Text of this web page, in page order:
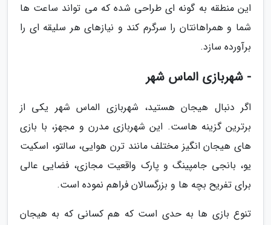
این منطقه به گونه ای طراحی شده که می تواند ساعت ها
شما و همراهانتان را سرگرم کند و نیازهای هر سلیقه ای را
برآورده سازد.
- شهربازی الماس شهر
اگر دنبال هیجان هستید، شهربازی الماس شهر یکی از
برترین گزینه هاست. این شهربازی مدرن و مجهز، با بازی
های هیجان انگیز مختلف مانند ترن هوایی، سالتو، اسکیت
یو، بانجی جامپینگ و پارک واقعیت مجازی، فضایی عالی
برای تفریح بچه ها و بزرگسالان فراهم نموده است.
تنوع بازی ها به حدی است که هم کسانی که به هیجان